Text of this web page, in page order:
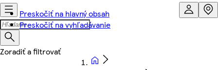
Preskočiť na hlavný obsah
Preskočiť na vyhľadávanie